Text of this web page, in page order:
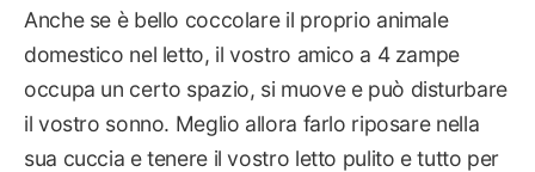
Anche se è bello coccolare il proprio animale
domestico nel letto, il vostro amico a 4 zampe
occupa un certo spazio, si muove e può disturbare
il vostro sonno. Meglio allora farlo riposare nella
sua cuccia e tenere il vostro letto pulito e tutto per